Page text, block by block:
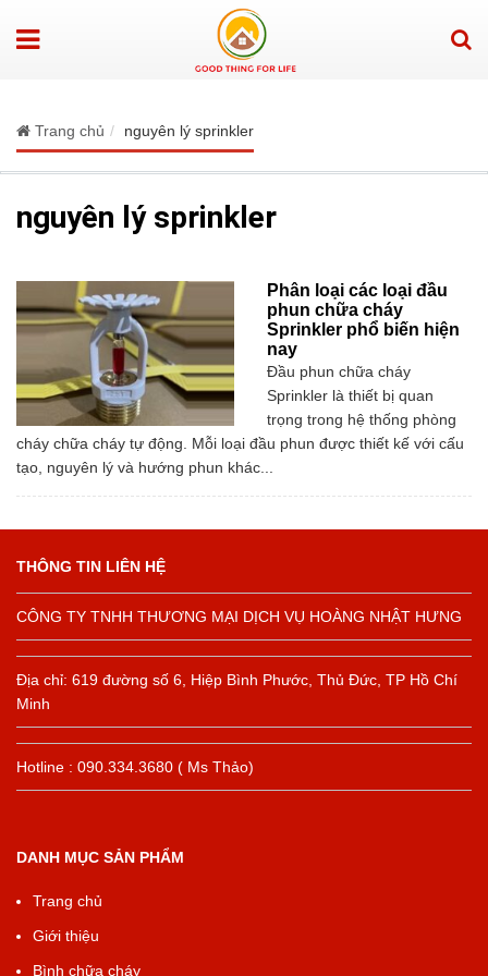
Trang chủ nguyên lý sprinkler
nguyên lý sprinkler
Phân loại các loại đầu
phun chữa cháy
Sprinkler phổ biến hiện
nay
Đầu phun chữa cháy
Sprinkler là thiết bị quan
trọng trong hệ thống phòng
cháy chữa cháy tự động. Mỗi loại đầu phun được thiết kế với cấu
tạo, nguyên lý và hướng phun khác...
THÔNG TIN LIÊN HỆ
CÔNG TY TNHH THƯƠNG MẠI DỊCH VỤ HOÀNG NHẬT HƯNG
Địa chỉ: 619 đường số 6, Hiệp Bình Phước, Thủ Đức, TP Hồ Chí
Minh
Hotline : 090.334.3680 ( Ms Thảo)
DANH MỤC SẢN PHẨM
Trang chủ
Giới thiệu
Bình chữa cháy